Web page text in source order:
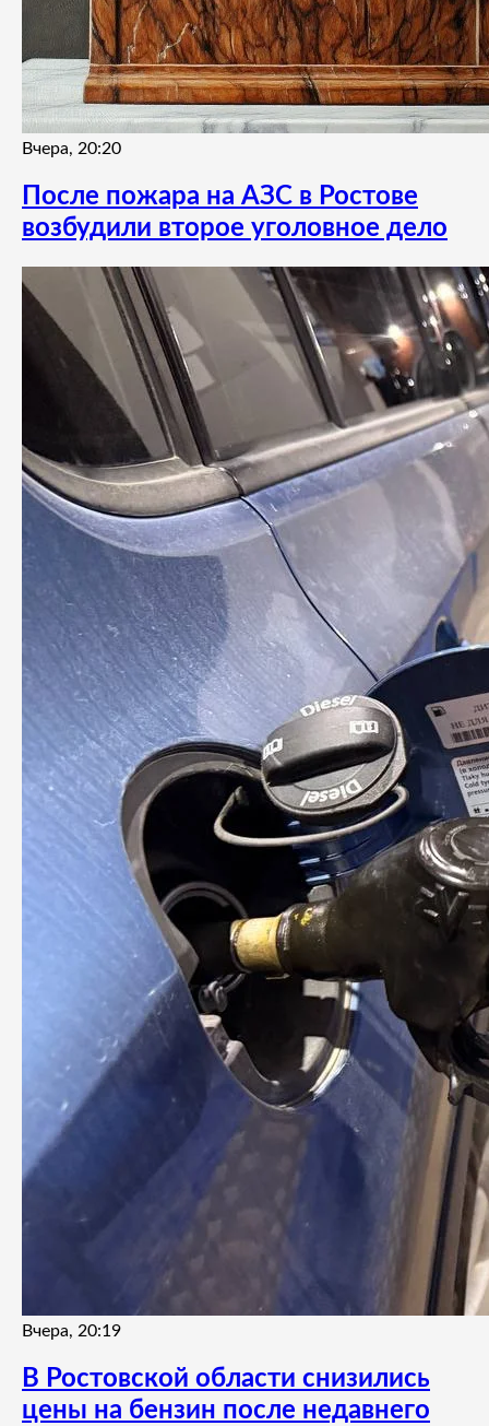
Вчера, 20:20
После пожара на АЗС в Ростове
возбудили второе уголовное дело
Вчера, 20:19
В Ростовской области снизились
цены на бензин после недавнего